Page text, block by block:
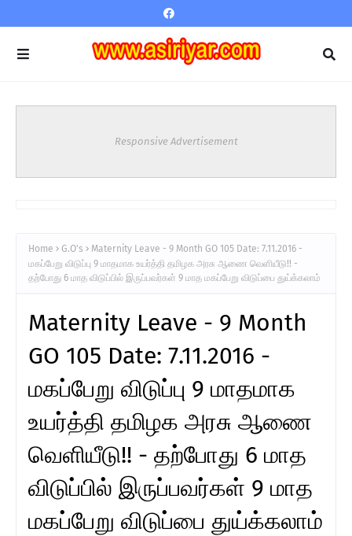
Responsive Advertisement
Home G.O's
Maternity Leave - 9 Month GO 105 Date: 7.11.2016 -
மகப்பேறு விடுப்பு 9 மாதமாக உயர்த்தி தமிழக அரசு ஆணை வெளியீடு!! -
தற்போது 6 மாத விடுப்பில் இருப்பவர்கள் 9 மாத மகப்பேறு விடுப்பை துய்க்கலாம்
Maternity Leave - 9 Month
GO 105 Date: 7.11.2016 -
மகப்பேறு விடுப்பு 9 மாதமாக
உயர்த்தி தமிழக அரசு ஆணை
வெளியீடு!! - தற்போது 6 மாத
விடுப்பில் இருப்பவர்கள் 9 மாத
மகப்பேறு விடுப்பை துய்க்கலாம்